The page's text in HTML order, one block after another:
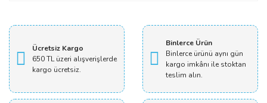
Ücretsiz Kargo
650 TL üzeri alışverişlerde
kargo ücretsiz.
Binlerce Ürün
Binlerce ürünü aynı gün
kargo imkânı ile stoktan
teslim alın.